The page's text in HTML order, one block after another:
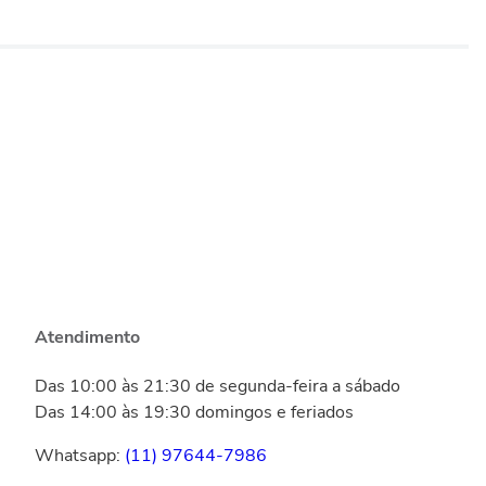
Atendimento
Das 10:00 às 21:30 de segunda-feira a sábado
Das 14:00 às 19:30 domingos e feriados
Whatsapp: (11) 97644-7986